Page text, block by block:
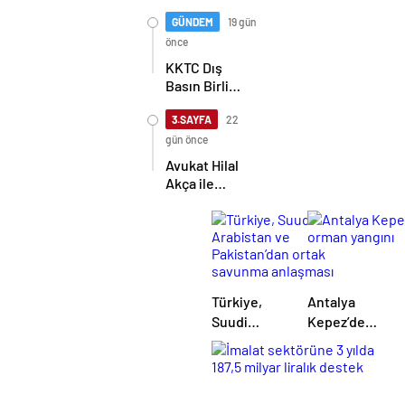
halkını asla
yalnız
bırakmayacağız
GÜNDEM
19 gün
önce
KKTC Dış
Basın Birliği,
TDGF
arasında İş
Birliği
protokolü
imzalandı
3.SAYFA
22
gün önce
Avukat Hilal
Akça ile
Albayrak
dünya evine
Türkiye,
Suudi
Arabistan
ve
Pakistan’dan
Antalya
Kepez’de
orman
yangını